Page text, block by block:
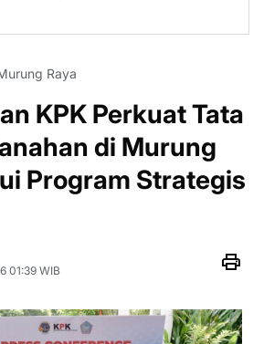
Raya
KPK Perkuat Tata
di Murung
Program Strategis
01:39 WIB